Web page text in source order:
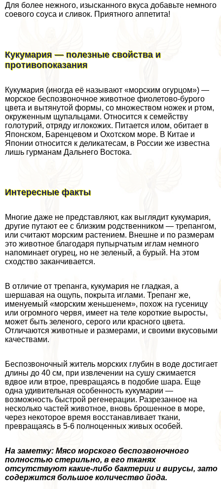
Для более нежного, изысканного вкуса добавьте немного
соевого соуса и сливок. Приятного аппетита!
Кукумария — полезные свойства и
противопоказания
Кукумария (иногда её называют «морским огурцом») —
морское беспозвоночное животное фиолетово-бурого
цвета и вытянутой формы, со множеством ножек и ртом,
окруженным щупальцами. Относится к семейству
голотурий, отряду иглокожих. Питается илом, обитает в
Японском, Баренцевом и Охотском море. В Китае и
Японии относится к деликатесам, в России же известна
лишь гурманам Дальнего Востока.
Интересные факты
Многие даже не представляют, как выглядит кукумария,
другие путают ее с близким родственником — трепангом,
или считают морским растением. Внешне и по размерам
это животное благодаря пупырчатым иглам немного
напоминает огурец, но не зеленый, а бурый. На этом
сходство заканчивается.
В отличие от трепанга, кукумария не гладкая, а
шершавая на ощупь, покрыта иглами. Трепанг же,
именуемый «морским женьшенем», похож на гусеницу
или огромного червя, имеет на теле короткие выросты,
может быть зеленого, серого или красного цвета.
Отличаются животные и размерами, и своими вкусовыми
качествами.
Беспозвоночный житель морских глубин в воде достигает
длины до 40 см, при извлечении на сушу сжимается
вдвое или втрое, превращаясь в подобие шара. Еще
одна удивительная особенность кукумарии —
возможность быстрой регенерации. Разрезанное на
несколько частей животное, вновь брошенное в море,
через некоторое время восстанавливает ткани,
превращаясь в 5-6 полноценных живых особей.
На заметку: Мясо морского беспозвоночного
полностью стерильно, в его тканях
отсутствуют какие-либо бактерии и вирусы, зато
содержится большое количество йода.